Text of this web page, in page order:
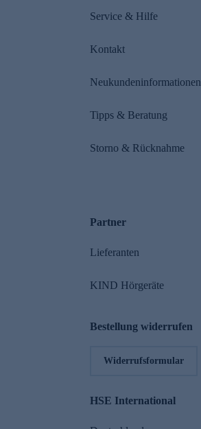
Service & Hilfe
Kontakt
Neukundeninformationen
Tipps & Beratung
Storno & Rücknahme
Partner
Lieferanten
KIND Hörgeräte
Bestellung widerrufen
Widerrufsformular
HSE International